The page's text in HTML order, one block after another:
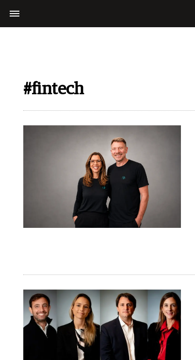
#fintech